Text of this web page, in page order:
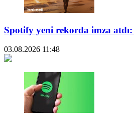
Spotify yeni rekorda imza
03.08.2026 11:48